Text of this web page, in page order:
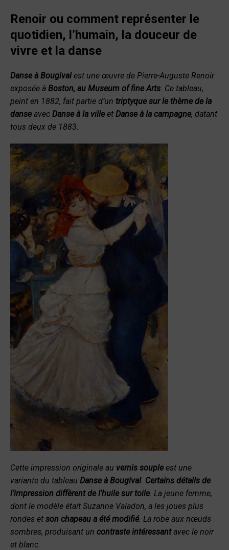
Renoir ou comment représenter le
quotidien, l’humain, la douceur de
vivre et la danse
Danse à Bougivalest une œuvre de Pierre-Auguste Renoir
exposée à Boston, au Museum of fine Arts. Ce tableau,
peint en 1882, fait partie d’un triptyque sur le thème de la
danse avec Danse à la ville et Danse à la campagne, datant
tous deux de 1883.
Cette impression originale au vernis souple est une
variante du tableau Danse à Bougival. Certains détails de
l’impression diffèrent de l’huile sur toile. La jeune femme,
dont le modèle était Suzanne Valadon, a les joues plus
rondes et son chapeau a été modifié. La robe aux nœuds
sombres, produisant un contraste intéressantavec le noir
et blanc.